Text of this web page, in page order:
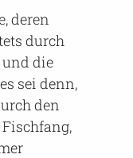
deren
durch
die
sei denn,
den